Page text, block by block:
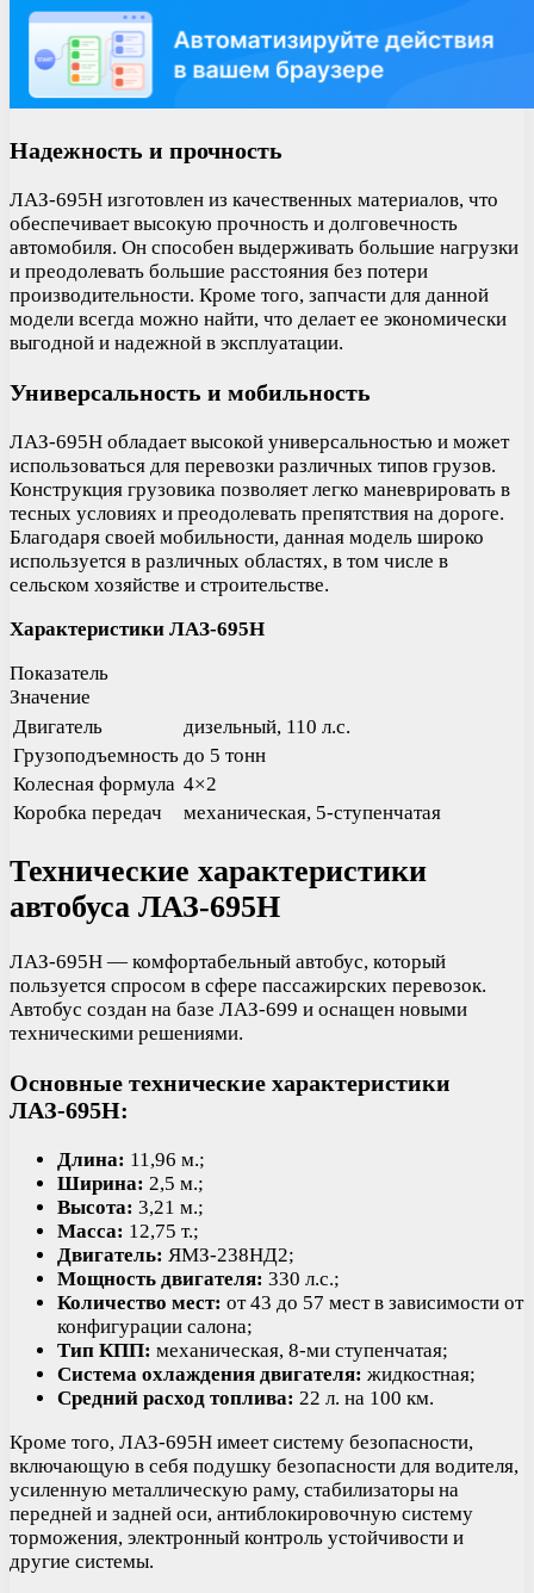
Надежность и прочность
ЛАЗ-695Н изготовлен из качественных материалов, что
обеспечивает высокую прочность и долговечность
автомобиля. Он способен выдерживать большие нагрузки
и преодолевать большие расстояния без потери
производительности. Кроме того, запчасти для данной
модели всегда можно найти, что делает ее экономически
выгодной и надежной в эксплуатации.
Универсальность и мобильность
ЛАЗ-695Н обладает высокой универсальностью и может
использоваться для перевозки различных типов грузов.
Конструкция грузовика позволяет легко маневрировать в
тесных условиях и преодолевать препятствия на дороге.
Благодаря своей мобильности, данная модель широко
используется в различных областях, в том числе в
сельском хозяйстве и строительстве.
Характеристики ЛАЗ-695Н
Показатель
Значение
Двигатель
дизельный, 110 л.с.
Грузоподъемность до 5 тонн
Колесная формула 4×2
Коробка передач
механическая, 5-ступенчатая
Технические характеристики
автобуса ЛАЗ-695Н
ЛАЗ-695Н — комфортабельный автобус, который
пользуется спросом в сфере пассажирских перевозок.
Автобус создан на базе ЛАЗ-699 и оснащен новыми
техническими решениями.
Основные технические характеристики
ЛАЗ-695Н:
Длина: 11,96 м.;
Ширина: 2,5 м.;
Высота: 3,21 м.;
Масса: 12,75 т.;
Двигатель: ЯМЗ-238НД2;
Мощность двигателя: 330 л.с.;
Количество мест: от 43 до 57 мест в зависимости от
конфигурации салона;
Тип КПП: механическая, 8-ми ступенчатая;
Система охлаждения двигателя: жидкостная;
Средний расход топлива: 22 л. на 100 км.
Кроме того, ЛАЗ-695Н имеет систему безопасности,
включающую в себя подушку безопасности для водителя,
усиленную металлическую раму, стабилизаторы на
передней и задней оси, антиблокировочную систему
торможения, электронный контроль устойчивости и
другие системы.